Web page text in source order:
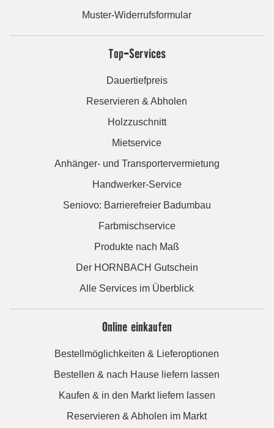
Muster-Widerrufsformular
Top-Services
Dauertiefpreis
Reservieren & Abholen
Holzzuschnitt
Mietservice
Anhänger- und Transportervermietung
Handwerker-Service
Seniovo: Barrierefreier Badumbau
Farbmischservice
Produkte nach Maß
Der HORNBACH Gutschein
Alle Services im Überblick
Online einkaufen
Bestellmöglichkeiten & Lieferoptionen
Bestellen & nach Hause liefern lassen
Kaufen & in den Markt liefern lassen
Reservieren & Abholen im Markt